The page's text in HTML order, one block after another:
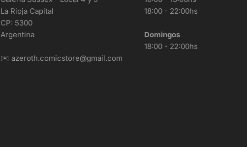
La Rioja Capital
CP: 5300
Argentina
✉️ azeroth.comicstore@gmail.com
18:00 - 22:00hs
Domingos
18:00 - 22:00hs